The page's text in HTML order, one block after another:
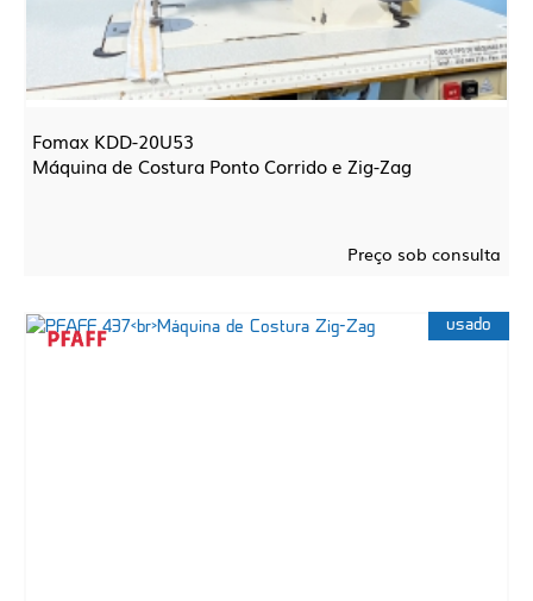
Fomax KDD-20U53
Máquina de Costura Ponto Corrido e Zig-Zag
Preço sob consulta
usado